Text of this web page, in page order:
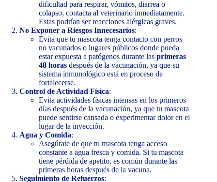
dificultad para respirar, vómitos, diarrea o
colapso, contacta al veterinario inmediatamente.
Estas podrían ser reacciones alérgicas graves.
No Exponer a Riesgos Innecesarios:
Evita que tu mascota tenga contacto con perros
no vacunados o lugares públicos donde pueda
estar expuesta a patógenos durante las primeras
48 horas después de la vacunación, ya que su
sistema inmunológico está en proceso de
fortalecerse.
Control de Actividad Física:
Evita actividades físicas intensas en los primeros
días después de la vacunación, ya que tu mascota
puede sentirse cansada o experimentar dolor en el
lugar de la inyección.
Agua y Comida:
Asegúrate de que tu mascota tenga acceso
constante a agua fresca y comida. Si tu mascota
tiene pérdida de apetito, es común durante las
primeras horas después de la vacuna.
Seguimiento de Refuerzos: